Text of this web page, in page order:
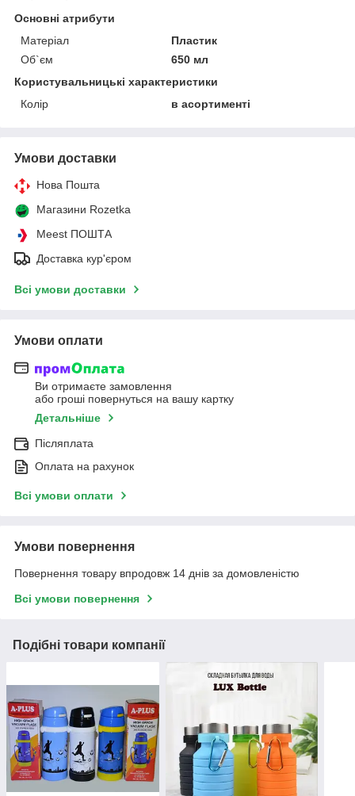
Основні атрибути
Матеріал
Пластик
Об`єм
650 мл
Користувальницькі характеристики
Колір
в асортименті
Умови доставки
Нова Пошта
Магазини Rozetka
Meest ПОШТА
Доставка кур'єром
Всі умови доставки
Умови оплати
Ви отримаєте замовлення
або гроші повернуться на вашу картку
Детальніше
Післяплата
Оплата на рахунок
Всі умови оплати
Умови повернення
Повернення товару впродовж 14 днів за домовленістю
Всі умови повернення
Подібні товари компанії